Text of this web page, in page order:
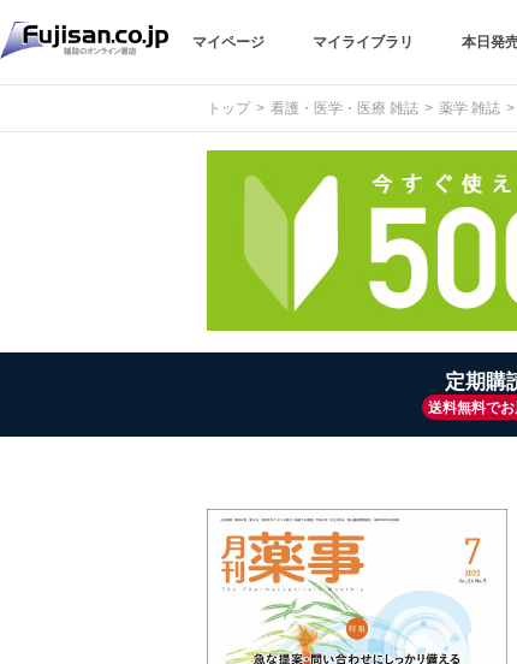
マイページ マイライブラリ 本日発
トップ 看護・医学・医療 雑誌 薬学 雑誌
定期購
送料無料で